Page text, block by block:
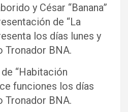
y César “Banana”
de “La
los días lunes y
Tronador BNA.
“Habitación
funciones los días
Tronador BNA.